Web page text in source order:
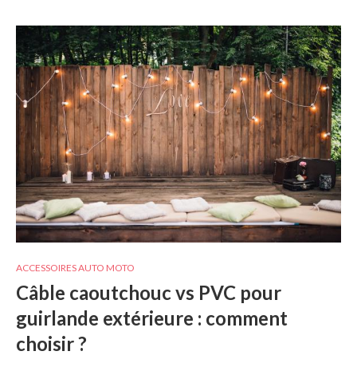
ACCESSOIRES AUTO MOTO
Câble caoutchouc vs PVC pour
guirlande extérieure : comment
choisir ?